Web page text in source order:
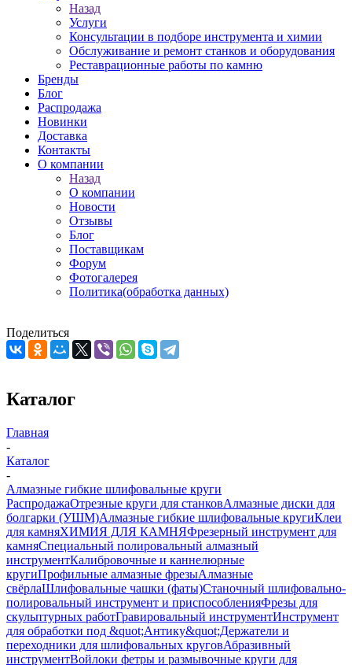
Назад
Услуги
Консультации в подборе инструмента и химии
Обслуживание и ремонт станков и оборудования
Реставрационные работы по камню
Бренды
Блог
Распродажа
Новинки
Доставка
Контакты
О компании
Назад
О компании
Новости
Отзывы
Блог
Поставщикам
Форум
Фотогалерея
Политика(обработка данных)
Поделиться
Каталог
Главная
-
Каталог
-
Алмазные гибкие шлифовальные круги
РаспродажаОтрезные круги для станковАлмазные диски для
болгарки (УШМ)Алмазные гибкие шлифовальные кругиКлеи
для камняХИМИЯ ДЛЯ КАМНЯФрезерный инструмент для
камняСпециальный полировальный алмазный
инструментКалибровочные и каннелюрные
кругиПрофильные алмазные фрезыАлмазные
свёрлаШлифовальные чашки (фаты)Станочный шлифовально-
полировальный инструмент и приспособленияФрезы для
скульптурных работГравировальный инструментИнструмент
для обработки под &quot;Антику&quot;Держатели и
переходники для шлифовальных круговАбразивный
инструментВойлоки фетры и размывочные круги для